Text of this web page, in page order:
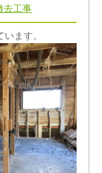
去工事
ます。